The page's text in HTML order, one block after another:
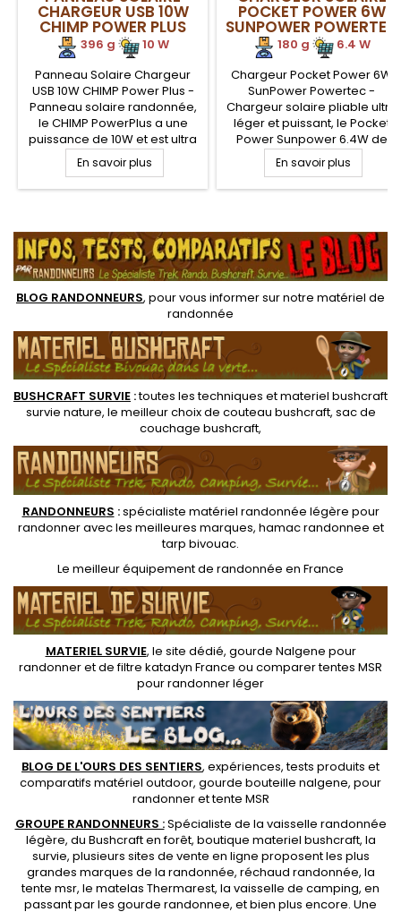
CHARGEUR USB 10W
CHIMP POWER PLUS
396 g
10 W
Panneau Solaire Chargeur
USB 10W CHIMP Power Plus -
Panneau solaire randonnée,
le CHIMP PowerPlus a une
puissance de 10W et est ultra
léger (396 g) idéal pour le
trek. Grande résistance à la
poussière, projections d'eau
Chargement direct de vos
appareils électroniques sur
sortie 5V et 1.4A....
En savoir plus
POCKET POWER 6W
SUNPOWER POWERTEC
180 g . 6.4 W
Chargeur Pocket Power 6W
SunPower Powertec -
Chargeur solaire pliable ultra
léger et puissant, le Pocket
Power Sunpower 6.4W de
Powertec propose une sortie
USB 5V 1250 mAh. Capteur
solaire flexible ultra mince
rendement, incassable et
imperméable pour
randonner léger. Ultra
compact, les volets se
replient pour un...
En savoir plus
BLOG RANDONNEURS, pour vous informer sur notre matériel de
randonnée
BUSHCRAFT SURVIE :toutes les techniques etmateriel bushcraft
survie nature, le meilleur choix de couteau bushcraft, sac de
couchage bushcraft,
RANDONNEURS :spécialiste matériel randonnée légère pour
randonner avec les meilleures marques, hamac randonnee et
tarp bivouac.
Le meilleur équipement de randonnée en France
MATERIEL SURVIE, le site dédié, gourde Nalgene pour
randonneret defiltre katadyn France ou comparer tentes MSR
pour randonner léger
BLOG DE L'OURS DES SENTIERS, expériences, tests produits et
comparatifs matériel outdoor, gourde bouteille nalgene, pour
randonner ettente MSR
GROUPE RANDONNEURS :Spécialiste de la vaisselle randonnée
légère, du Bushcraft en forêt, boutique materiel bushcraft, la
survie, plusieurs sites de vente en ligne proposent les plus
grandes marques de la randonnée, réchaud randonnée, la
tente msr, le matelas Thermarest, la vaisselle de camping, en
passant par les gourde randonnee, et bien plus encore. Une